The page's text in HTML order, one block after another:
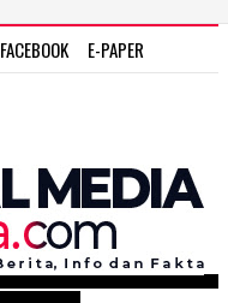
FACEBOOK
E-PAPER